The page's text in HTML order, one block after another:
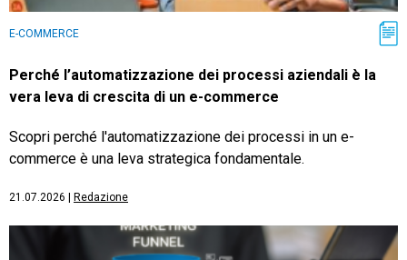
E-COMMERCE
Perché l’automatizzazione dei processi aziendali è la
vera leva di crescita di un e-commerce
Scopri perché l'automatizzazione dei processi in un e-
commerce è una leva strategica fondamentale.
21.07.2026 Redazione